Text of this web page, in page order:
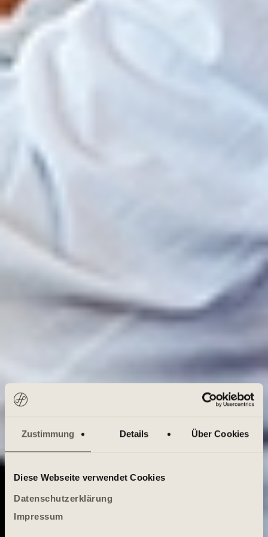
Zustimmung Details Über Cookies
Diese Webseite verwendet Cookies
Datenschutzerklärung
Impressum